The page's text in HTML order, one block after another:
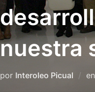
nuestra
por Interoleo Picual en